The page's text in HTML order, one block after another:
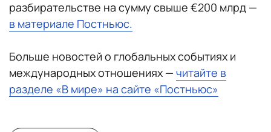
разбирательстве на сумму свыше €200 млрд —
в материале Постньюс.
Больше новостей о глобальных событиях и
международных отношениях — читайте в
разделе «В мире» на сайте «Постньюс»